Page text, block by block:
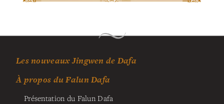
Les nouveaux Jingwen de Dafa
À propos du Falun Dafa
Présentation du Falun Dafa